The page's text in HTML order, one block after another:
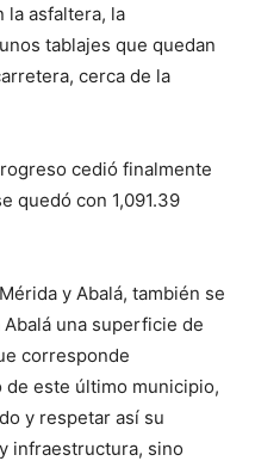
la asfaltera, la
tablajes que quedan
cerca de la
cedió finalmente
quedó con 1,091.39
y Abalá, también se
una superficie de
corresponde
este último municipio,
y respetar así su
infraestructura, sino